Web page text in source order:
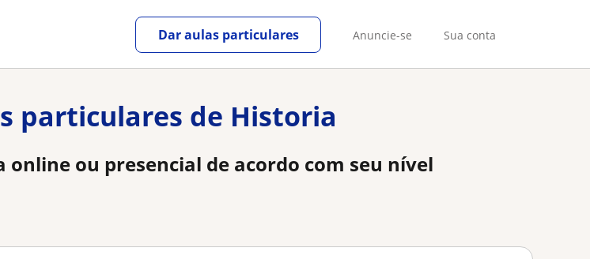
Anuncie-se Sua conta
Dar aulas particulares
particulares de Historia
ou presencial de acordo com seu nível